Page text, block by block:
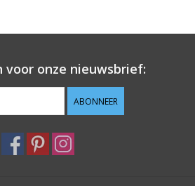
voor onze nieuwsbrief:
ABONNEER